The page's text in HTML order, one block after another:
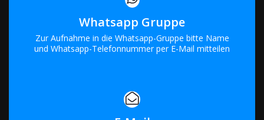
Whatsapp Gruppe
Zur Aufnahme in die Whatsapp-Gruppe bitte Name
und Whatsapp-Telefonnummer per E-Mail mitteilen